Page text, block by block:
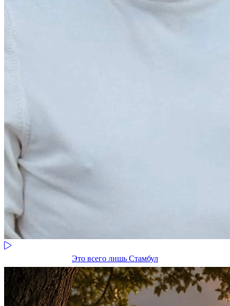
Это всего лишь Стамбул